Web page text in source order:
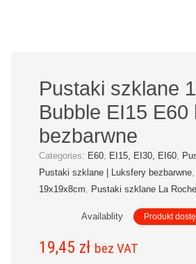
Pustaki szklane
Bubble EI15 E60
bezbarwne
Categories: E60 EI15, EI30, EI60
Pustaki szklane | Luksfery bezbarwne
19x19x8cm
Pustaki szklane La
Availablity Produkt
19,45 zł bez VAT